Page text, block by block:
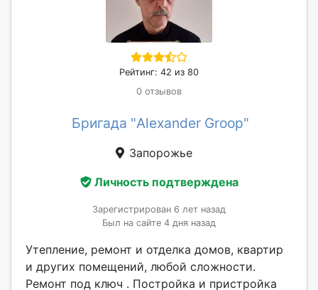
Рейтинг: 42 из 80
0 отзывов
Бригада "Alexander Groop"
Запорожье
Личность подтверждена
Зарегистрирован 6 лет назад
Был на сайте 4 дня назад
Утепление, ремонт и отделка домов, квартир
и других помещений, любой сложности.
Ремонт под ключ . Постройка и пристройка